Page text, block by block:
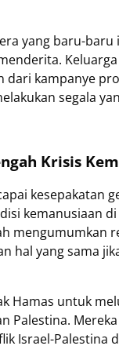
yang baru-
dari kampanye
segala
Krisis
kesepakatan
kemanusiaan
mengumumkan
hal yang sama
Hamas untuk
Palestina.
Israel-Palestina